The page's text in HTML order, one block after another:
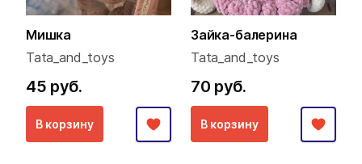
Мишка
Tata_and_toys
45 руб.
В корзину
Зайка-балерина
Tata_and_toys
70 руб.
В корзину